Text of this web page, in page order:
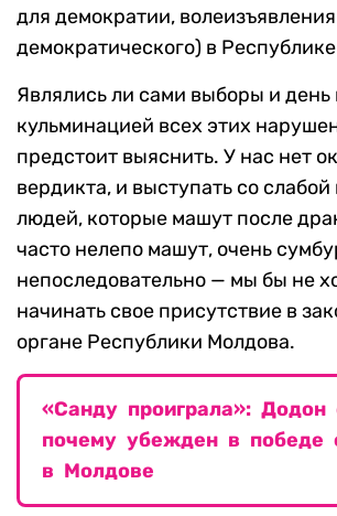
для демократии,
демократического) в
Являлись ли сами выборы и день
кульминацией всех этих
предстоит выяснить. У нас нет
вердикта, и выступать со
людей, которые машут после
часто нелепо машут, очень
непоследовательно — мы бы не
начинать свое присутствие в
органе Республики Молдова.
«Санду проиграла»: Додон
почему убежден в победе
в Молдове